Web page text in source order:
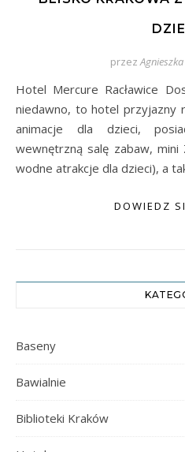
przez Agnieszka
Hotel Mercure Racławice Dosłońce, który odwiedziliśmy
niedawno, to hotel przyjazny
animacje dla dzieci,
wewnętrzną salę zabaw,
wodne atrakcje dla dzieci), a
DOWIEDZ
Baseny
Bawialnie
Biblioteki Kraków